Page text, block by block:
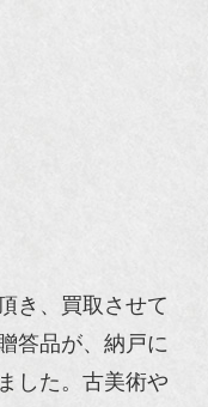
き、買取させて
答品が、納戸に
した。古美術や